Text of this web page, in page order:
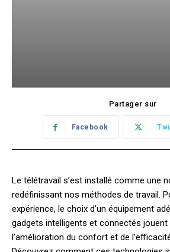
Partager sur
Facebook
Le télétravail s’est installé comme une
redéfinissant nos méthodes de travail.
expérience, le choix d’un équipement
gadgets intelligents et connectés jouent
l’amélioration du confort et de